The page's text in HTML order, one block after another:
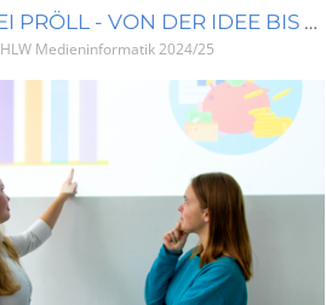
TISCHLEREI PRÖLL - VON DER IDEE BIS ZUM ENDPRODUKT
HLW Medieninformatik2024/25